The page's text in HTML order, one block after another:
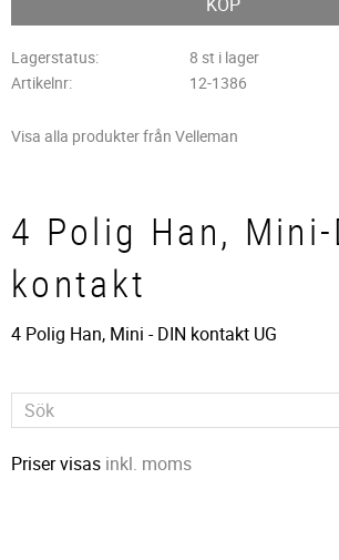
Lagerstatus
8 st i lager
Artikelnr
12-1386
Visa alla produkter från Velleman
4 Polig Han, Mini-
kontakt
4 Polig Han, Mini - DIN kontakt UG
Priser visas inkl. moms